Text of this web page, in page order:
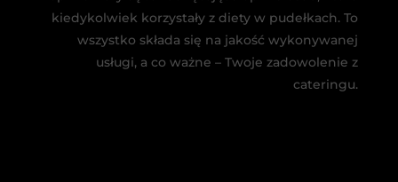
kiedykolwiek korzystały z diety w pudełkach. To
wszystko składa się na jakość wykonywanej
usługi, a co ważne – Twoje zadowolenie z
cateringu.